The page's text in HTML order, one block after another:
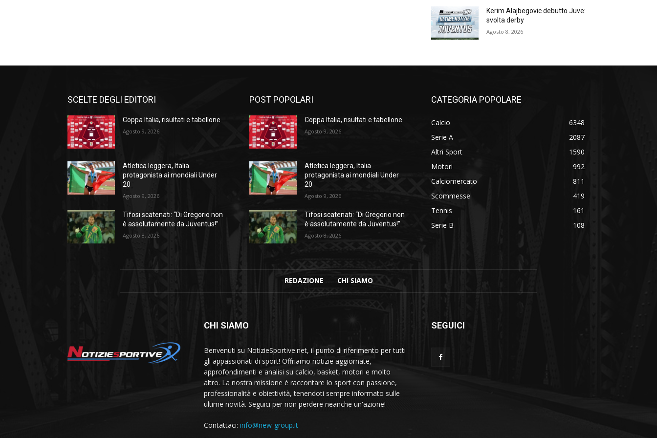
Kerim Alajbegovic debutto Juve:
svolta derby
Agosto 8, 2026
SCELTE DEGLI EDITORI
Coppa Italia, risultati e tabellone
Agosto 9, 2026
Atletica leggera, Italia
protagonista ai mondiali Under
20
Agosto 9, 2026
Tifosi scatenati: “Di Gregorio non
è assolutamente da Juventus!”
Agosto 8, 2026
POST POPOLARI
Coppa Italia, risultati e tabellone
Agosto 9, 2026
Atletica leggera, Italia
protagonista ai mondiali Under
20
Agosto 9, 2026
Tifosi scatenati: “Di Gregorio non
è assolutamente da Juventus!”
Agosto 8, 2026
CATEGORIA POPOLARE
Calcio
6348
Serie A
2087
Altri Sport
1590
Motori
992
Calciomercato
811
Scommesse
419
Tennis
161
Serie B
108
REDAZIONE CHI SIAMO
CHI SIAMO
Benvenuti su NotizieSportive.net, il punto di riferimento per tutti
gli appassionati di sport! Offriamo notizie aggiornate,
approfondimenti e analisi su calcio, basket, motori e molto
altro. La nostra missione è raccontare lo sport con passione,
professionalità e obiettività, tenendoti sempre informato sulle
ultime novità. Seguici per non perdere neanche un'azione!
Contattaci: info@new-group.it
SEGUICI